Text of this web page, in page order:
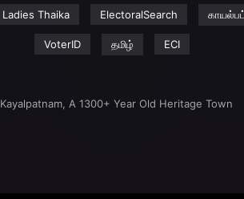
Ladies Thaika ElectoralSearch
VoterID தமிழ் ECI
Kayalpatnam, A 1300+ Year Old Heritage Town